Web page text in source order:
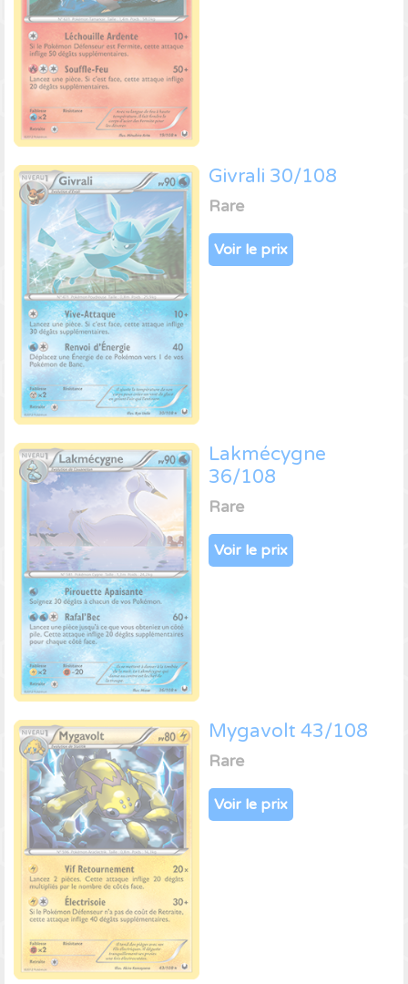
Givrali 30/108
Rare
Voir le prix
Lakmécygne
36/108
Rare
Voir le prix
Mygavolt 43/108
Rare
Voir le prix